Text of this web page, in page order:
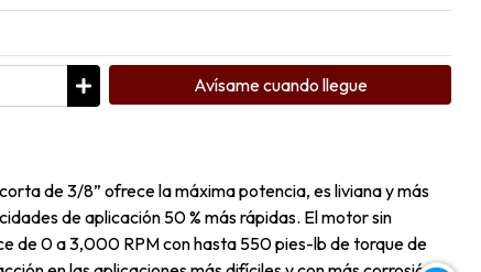
Avísame cuando llegue
de 3/8” ofrece la máxima potencia, es liviana y más
de aplicación 50 % más rápidas. El motor sin
de 0 a 3,000 RPM con hasta 550 pies-lb de torque de